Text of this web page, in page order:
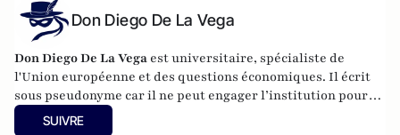
Don Diego De La Vega
Don Diego De La Vega est universitaire, spécialiste de
l'Union européenne et des questions économiques. Il écrit
sous pseudonyme car il ne peut engager l’institution pour
laquelle il travaille.
SUIVRE